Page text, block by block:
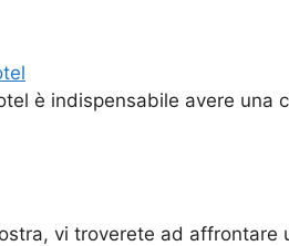
è indispensabile avere una
vi troverete ad affrontare